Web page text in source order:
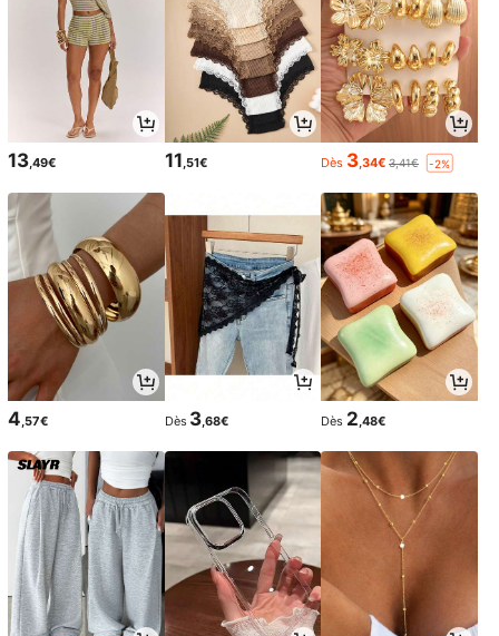
13 ,49€ 11 ,51€ Dès 3,34€ 3,41€ -2%
4,57€ Dès 3,68€ Dès 2,48€